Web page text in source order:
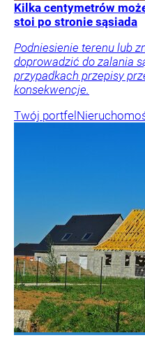
Kilka centymetrów
stoi po stronie sąsiada
Podniesienie terenu lub
doprowadzić do zalania
przypadkach przepisy
konsekwencje.
Twój portfel